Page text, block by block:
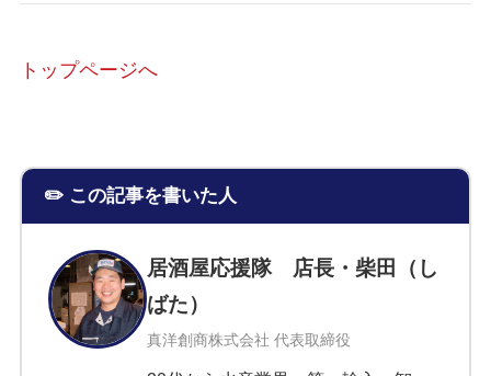
トップページへ
✏️ この記事を書いた人
居酒屋応援隊 店長・柴田（し
ばた）
真洋創商株式会社 代表取締役